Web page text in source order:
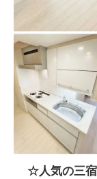
☆人気の三